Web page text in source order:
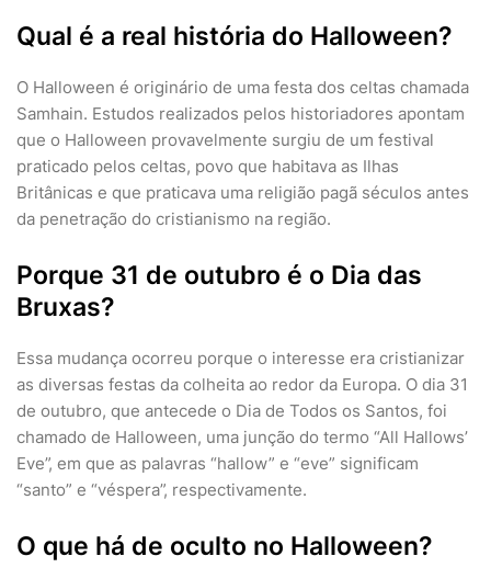
Qual é a real história do Halloween?
O Halloween é originário de uma festa dos celtas chamada
Samhain. Estudos realizados pelos historiadores apontam
que o Halloween provavelmente surgiu de um festival
praticado pelos celtas, povo que habitava as Ilhas
Britânicas e que praticava uma religião pagã séculos antes
da penetração do cristianismo na região.
Porque 31 de outubro é o Dia das
Bruxas?
Essa mudança ocorreu porque o interesse era cristianizar
as diversas festas da colheita ao redor da Europa. O dia 31
de outubro, que antecede o Dia de Todos os Santos, foi
chamado de Halloween, uma junção do termo “All Hallows’
Eve”, em que as palavras “hallow” e “eve” significam
“santo” e “véspera”, respectivamente.
O que há de oculto no Halloween?